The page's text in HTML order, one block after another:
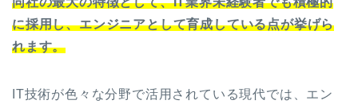
に採用し、エンジニアとして育成している点が挙げら
れます。
IT技術が色々な分野で活用されている現代では、エン